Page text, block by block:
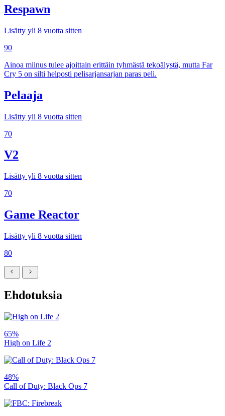
Respawn
Lisätty yli 8 vuotta sitten
90
Ainoa miinus tulee ajoittain erittäin tyhmästä tekoälystä, mutta Far
Cry 5 on silti helposti pelisarjansarjan paras peli.
Pelaaja
Lisätty yli 8 vuotta sitten
70
V2
Lisätty yli 8 vuotta sitten
70
Game Reactor
Lisätty yli 8 vuotta sitten
80
Ehdotuksia
65%
High on Life 2
48%
Call of Duty: Black Ops 7